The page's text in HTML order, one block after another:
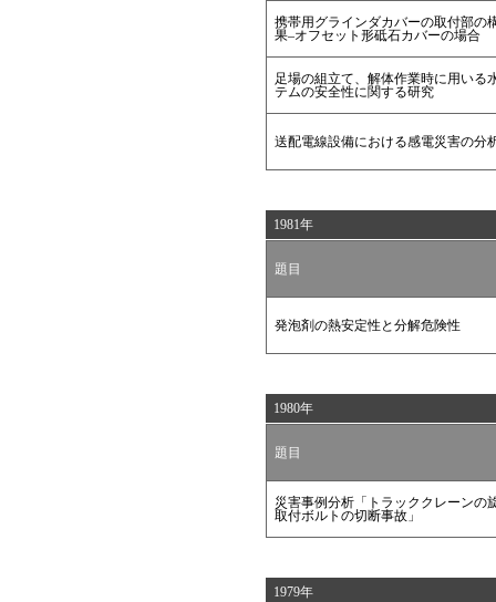
携帯用グラインダカバーの取付部の
果–オフセット形砥石カバーの場合
足場の組立て、解体作業時に用いる
テムの安全性に関する研究
送配電線設備における感電災害の分
1981年
題目
発泡剤の熱安定性と分解危険性
1980年
題目
災害事例分析「トラッククレーンの
取付ボルトの切断事故」
1979年